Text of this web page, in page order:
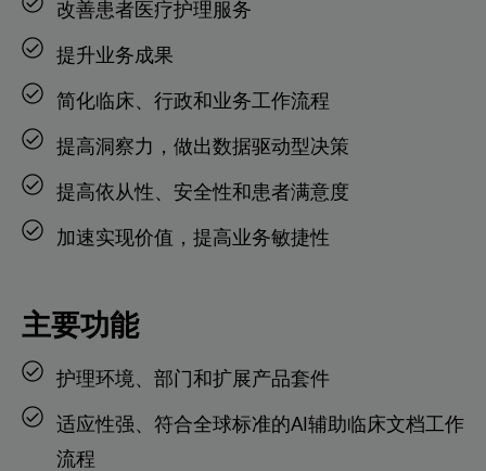
改善患者医疗护理服务
提升业务成果
简化临床、行政和业务工作流程
提高洞察力，做出数据驱动型决策
提高依从性、安全性和患者满意度
加速实现价值，提高业务敏捷性
主要功能
护理环境、部门和扩展产品套件
适应性强、符合全球标准的AI辅助临床文档工作
流程